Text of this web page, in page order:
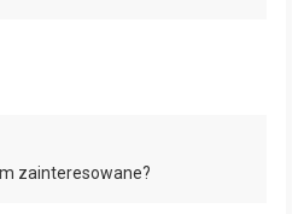
zainteresowane?